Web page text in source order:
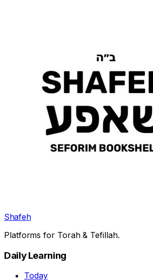
Shafeh
Platforms for Torah & Tefillah.
Daily Learning
Today